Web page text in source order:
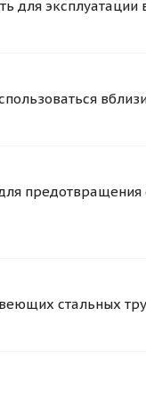
для эксплуатации
предотвращения
стальных